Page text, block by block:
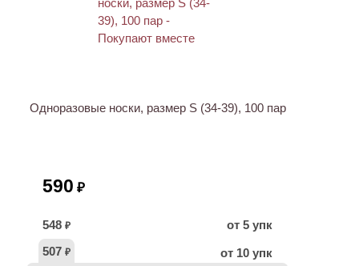
Одноразовые носки, размер S (34-39), 100 пар
590 ₽
548 ₽
от 5 упк
507 ₽ от 10 упк